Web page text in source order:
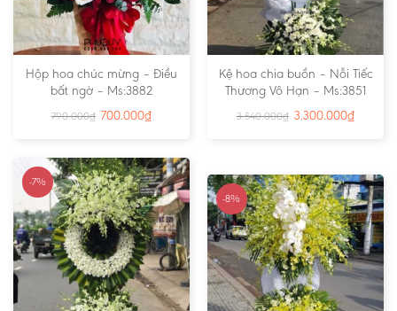
Hộp hoa chúc mừng – Điều
bất ngờ – Ms:3882
790.000₫ 700.000₫
Kệ hoa chia buồn – Nỗi Tiếc
Thương Vô Hạn – Ms:3851
3.540.000₫ 3.300.000₫
-7%
-8%